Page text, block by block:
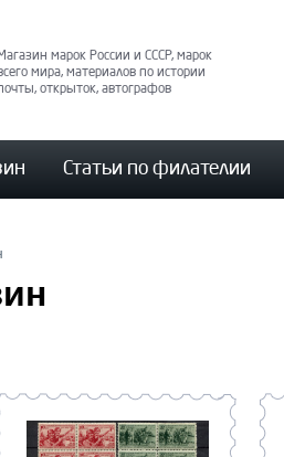
марок России и СССР, марок
мира, материалов по истории
открыток, автографов
Статьи по филателии